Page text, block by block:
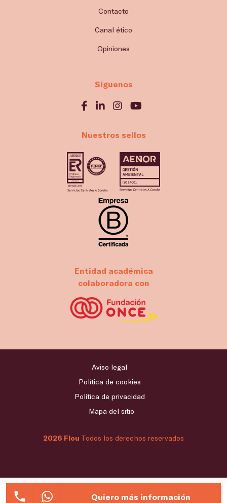
Contacto
Canal ético
Opiniones
Síguenos
Nuestros sellos
Entidad académica
colaboradora con
2026 Flou Todos los derechos reservados
Aviso legal
Política de cookies
Política de privacidad
Mapa del sitio
Quiero más información